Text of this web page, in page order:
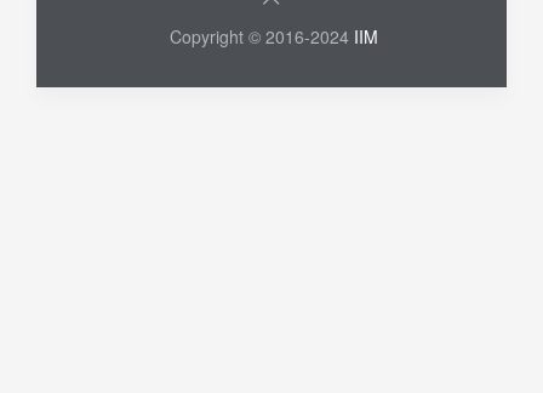
Copyright © 2016-2024 IIM